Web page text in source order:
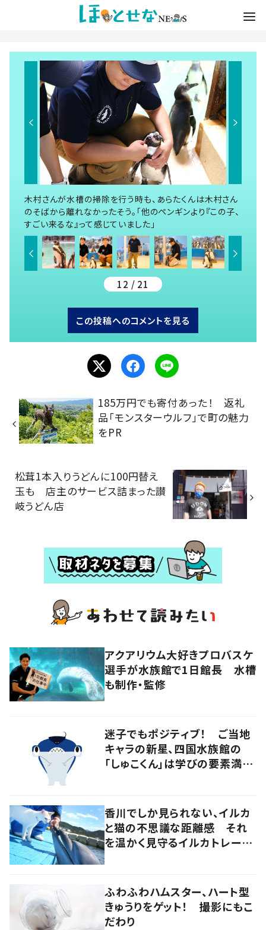
木村さんが水槽の掃除を行う時も、あらたくんは木村さん
のそばから離れなかったそう。「他のペンギンより『この子、
すごい来るな』って感じていました」
12 / 21
この投稿へのコメントを見る
185万円でも寄付あった！ 返礼
品「モンスターウルフ」で町の魅力
をPR
松茸1本入りうどんに100円替え
玉も 店主のサービス詰まった讃
岐うどん店
アクアリウム大好きプロバスケ
選手が水族館で1日館長 水槽
も制作・監修
迷子でもポジティブ！ ご当地
キャラの新星、四国水族館の
「しゅこくん」は学びの要素満載
香川でしか見られない、イルカ
と猫の不思議な距離感 それ
を温かく見守るイルカトレーナ
ふわふわハムスター、ハート型
きゅうりをゲット！ 撮影にもこ
だわり